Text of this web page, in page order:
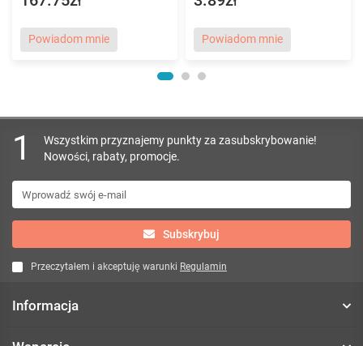
Powiadom mnie Powiadom mnie
1
Wszystkim przyznajemy punkty za zasubskrybowanie!
Nowości, rabaty, promocje.
Subskrybuj
Przeczytałem i akceptuję warunki Regulamin
Informacja